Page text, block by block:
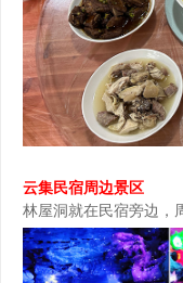
云集民宿周边景区
林屋洞就在民宿旁边，